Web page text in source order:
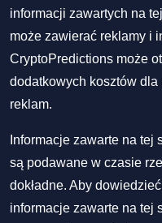
informacji zawartych na
może zawierać reklamy i
CryptoPredictions może
dodatkowych kosztów
reklam.
Informacje zawarte na
są podawane w czasie
dokładne. Aby
informacje zawarte na tej